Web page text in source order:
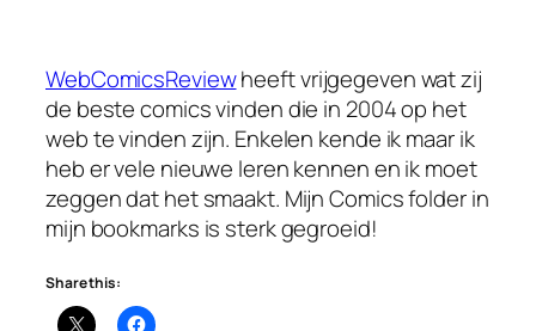
WebComicsReviewheeft vrijgegeven wat zij
de beste comics vinden die in 2004 op het
web te vinden zijn. Enkelen kende ik maar ik
heb er vele nieuwe leren kennen en ik moet
zeggen dat het smaakt. Mijn Comics folder in
mijn bookmarks is sterk gegroeid!
Share this: